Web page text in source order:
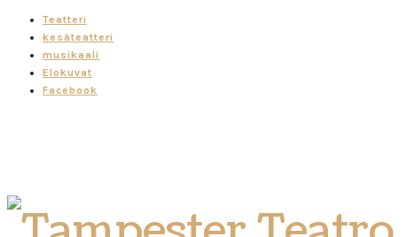
Teatteri
kesäteatteri
musikaali
Elokuvat
Facebook